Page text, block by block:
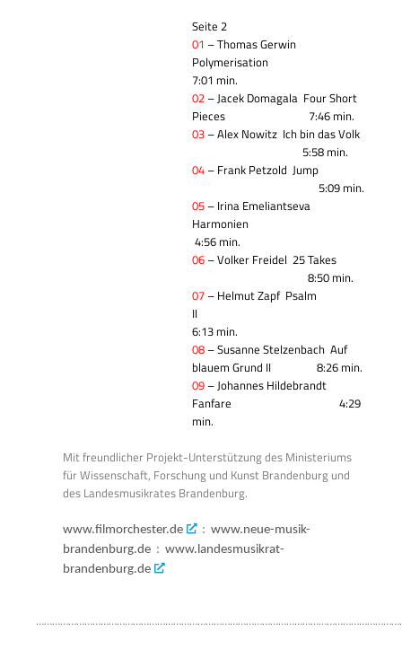
Seite 2
01 – Thomas Gerwin
Polymerisation
7:01 min.
02– Jacek Domagala Four Short
Pieces 7:46 min.
03– Alex Nowitz Ich bin das Volk
5:58 min.
04– Frank PetzoldJump
5:09 min.
05– Irina Emeliantseva
Harmonien
4:56 min.
06– Volker Freidel25 Takes
8:50 min.
07– Helmut Zapf Psalm
II
6:13 min.
08– Susanne StelzenbachAuf
blauem Grund II 8:26 min.
09– Johannes Hildebrandt
Fanfare 4:29
min.
Mit freundlicher Projekt-Unterstützung des Ministeriums
für Wissenschaft, Forschung und Kunst Brandenburg und
des Landesmusikrates Brandenburg.
www.filmorchester.de : www.neue-musik-
brandenburg.de :www.landesmusikrat-
brandenburg.de